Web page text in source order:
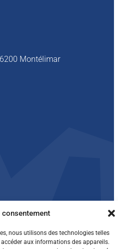
consentement
nous utilisons des technologies telles
aux informations des appareils.
Montélimar
CO
de Vente